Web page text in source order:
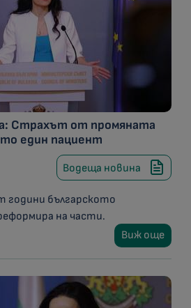
Страхът от промяната
един пациент
Водеща новина
години българското
на части.
Виж още